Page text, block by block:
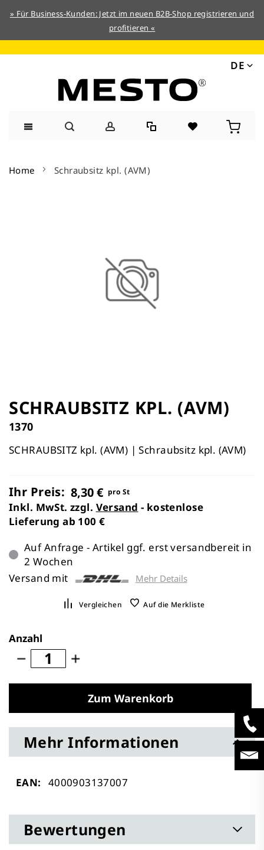
» Für Business-Kunden: Jetzt im neuen B2B-Shop registrieren und
profitieren «
DE
Inhalt
Home Schraubsitz kpl. (AVM)
Anfang
der
Bildergalerie
SCHRAUBSITZ KPL. (AVM)
1370
SCHRAUBSITZ kpl. (AVM) | Schraubsitz kpl. (AVM)
Ihr Preis: 8,30 € pro St
Inkl. MwSt. zzgl. Versand - kostenlose
Lieferung ab 100 €
Auf Anfrage - Artikel ggf. erst versandbereit in
2 Wochen
Versand mit
Mehr Details
Vergleichen Auf die Merkliste
Anzahl
Zum Warenkorb
Mehr Informationen
Mehr
4000903137007
Bewertungen